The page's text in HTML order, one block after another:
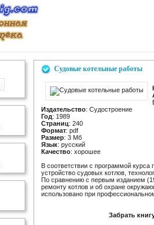
Судовые котельные работы
Издательство: Судостроение
Год: 1989
Страниц: 240
Формат: pdf
Размер: 3 Мб
Язык: русский
Качество: хорошее
В соответствии с программой
устройство судовых котлов,
По сравнению с первым изданием
ремонту котлов и об охране
использовано при
Забрать